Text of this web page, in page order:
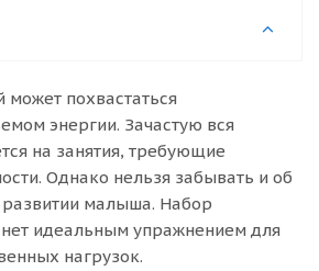
может похвастаться
энергии. Зачастую вся
на занятия, требующие
Однако нельзя забывать и об
развитии малыша. Набор
идеальным упражнением для
нагрузок.